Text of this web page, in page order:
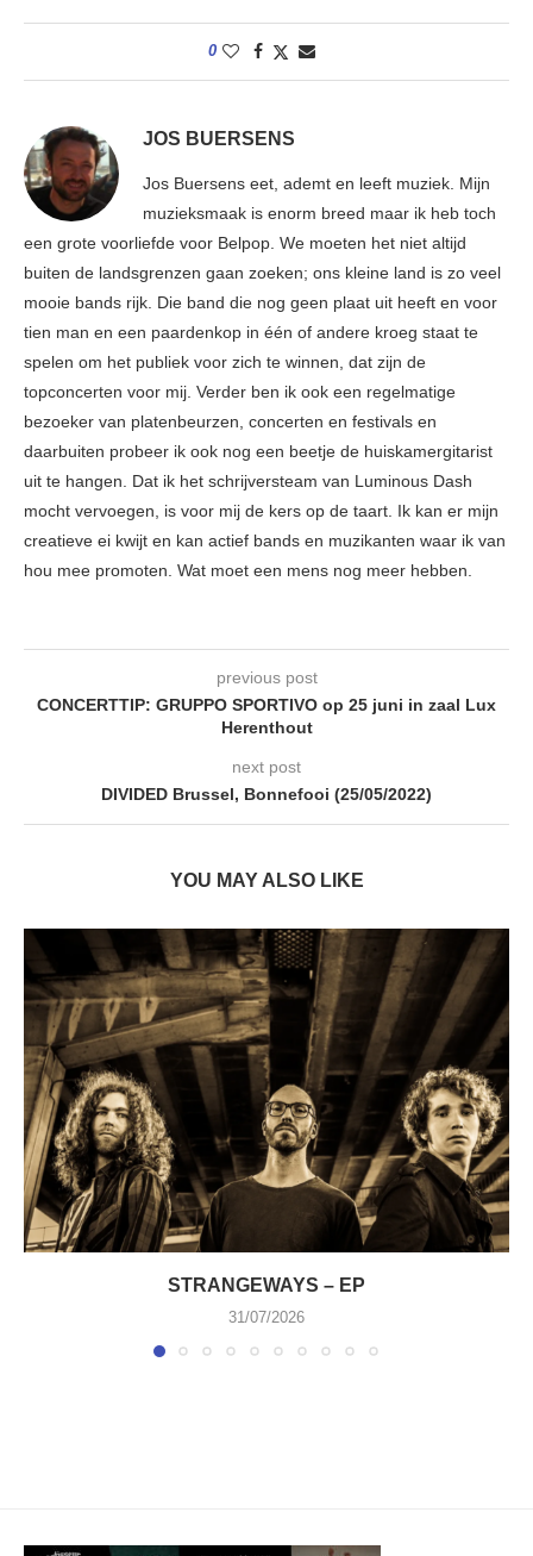
0
JOS BUERSENS
Jos Buersens eet, ademt en leeft muziek. Mijn
muzieksmaak is enorm breed maar ik heb toch
een grote voorliefde voor Belpop. We moeten het niet altijd
buiten de landsgrenzen gaan zoeken; ons kleine land is zo veel
mooie bands rijk. Die band die nog geen plaat uit heeft en voor
tien man en een paardenkop in één of andere kroeg staat te
spelen om het publiek voor zich te winnen, dat zijn de
topconcerten voor mij. Verder ben ik ook een regelmatige
bezoeker van platenbeurzen, concerten en festivals en
daarbuiten probeer ik ook nog een beetje de huiskamergitarist
uit te hangen. Dat ik het schrijversteam van Luminous Dash
mocht vervoegen, is voor mij de kers op de taart. Ik kan er mijn
creatieve ei kwijt en kan actief bands en muzikanten waar ik van
hou mee promoten. Wat moet een mens nog meer hebben.
previous post
CONCERTTIP: GRUPPO SPORTIVO op 25 juni in zaal Lux
Herenthout
next post
DIVIDED Brussel, Bonnefooi (25/05/2022)
YOU MAY ALSO LIKE
STRANGEWAYS – EP
31/07/2026